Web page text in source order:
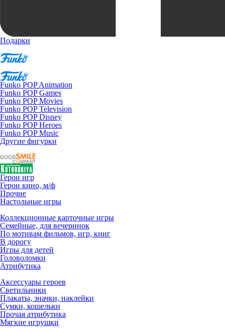
Подарки
Funko POP Animation
Funko POP Games
Funko POP Movies
Funko POP Television
Funko POP Disney
Funko POP Heroes
Funko POP Music
Другие фигурки
Герои игр
Герои кино, м/ф
Прочие
Настольные игры
Коллекционные карточные игры
Семейные, для вечеринок
По мотивам фильмов, игр, книг
В дорогу
Игры для детей
Головоломки
Атрибутика
Аксессуары героев
Светильники
Плакаты, значки, наклейки
Сумки, кошельки
Прочая атрибутика
Мягкие игрушки